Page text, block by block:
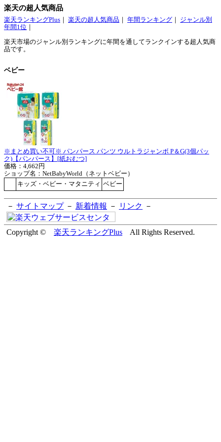
楽天の超人気商品
楽天ランキングPlus 楽天の超人気商品 年間ランキング
ジャンル別
年間1位
楽天市場のジャンル別ランキングに年間を通してランクインする超人気商
品です。
ベビー
※まとめ買い不可※ パンパース パンツ ウルトラジャンボ P＆G(3個パッ
ク)【パンパース】[紙おむつ]
価格：4,662円
ショップ名：NetBabyWorld（ネットベビー）
キッズ・ベビー・マタニティ ベビー
－ サイトマップ－ 新着情報 － リンク －
Copyright © 楽天ランキングPlus All Rights Reserved.